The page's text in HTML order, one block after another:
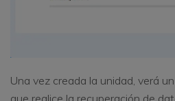
Una vez creada la unidad, verá